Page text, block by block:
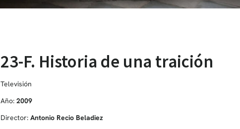
23-F. Historia de una traición
Televisión
Año: 2009
Director: Antonio Recio Beladiez